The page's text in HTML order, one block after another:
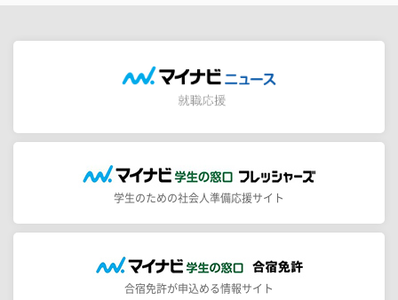
学生のための社会人準備応援サイト
合宿免許が申込める情報サイト